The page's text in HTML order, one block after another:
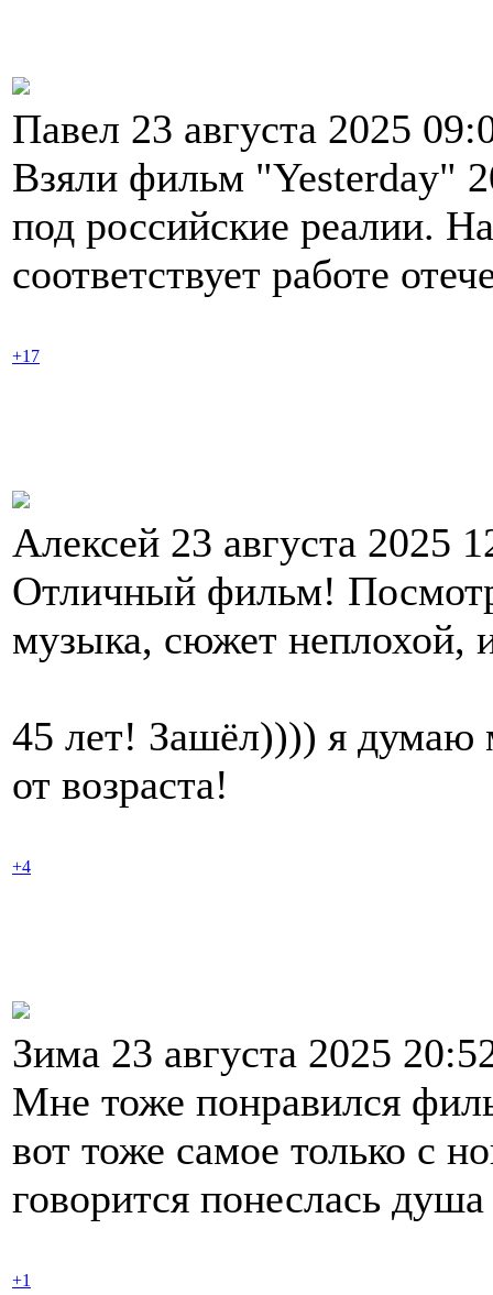
Павел 23 августа 2025
Взяли фильм "Yesterday"
под российские реалии.
соответствует работе
+17
Алексей 23 августа 2025
Отличный фильм!
музыка, сюжет неплохой,
45 лет! Зашёл)))) я думаю
от возраста!
+4
Зима 23 августа 2025
Мне тоже понравился
вот тоже самое только с
говорится понеслась
+1